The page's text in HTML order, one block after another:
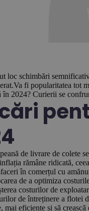
loc schimbări
fi popularitatea tot
în 2024? Curierii se
de livrare de colete
rămâne ridicată,
în comerțul cu
de a optimiza
costurilor de
de întreținere a flotei
mai eficiente și să